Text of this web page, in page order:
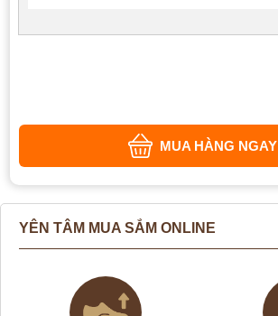
MUA HÀNG NGAY
YÊN TÂM MUA SẮM ONLINE